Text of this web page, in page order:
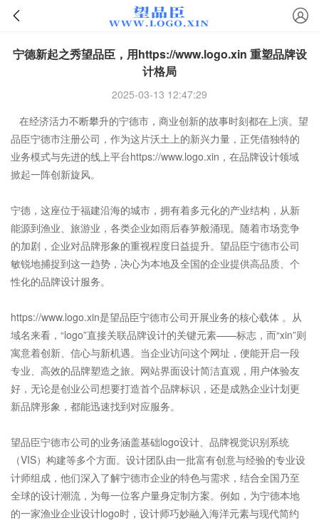
宁德新起之秀望品臣，用https://www.logo.xin 重塑品牌设
计格局
2025-03-13 12:47:29
在经济活力不断攀升的宁德市，商业创新的故事时刻都在上演。望
品臣宁德市注册公司 ，作为这片沃土上的新兴力量，正凭借独特的
业务模式与先进的线上平台https://www.logo.xin，在品牌设计领域
掀起一阵创新旋风。
宁德，这座位于福建沿海的城市，拥有着多元化的产业结构，从新
能源到渔业、旅游业，各类企业如雨后春笋般涌现。随着市场竞争
的加剧，企业对品牌形象的重视程度日益提升。望品臣宁德市公司
敏锐地捕捉到这一趋势，决心为本地及全国的企业提供高品质、个
性化的品牌设计服务。
https://www.logo.xin是望品臣宁德市公司开展业务的核心载体 。从
域名来看，“logo”直接关联品牌设计的关键元素——标志，而“xin”则
寓意着创新、信心与新机遇。当企业访问这个网址，便能开启一段
专业、高效的品牌塑造之旅。网站界面设计简洁直观，用户体验友
好，无论是创业公司想要打造首个品牌标识，还是成熟企业计划更
新品牌形象，都能迅速找到对应服务。
望品臣宁德市公司的业务涵盖基础logo设计、品牌视觉识别系统
（VIS）构建等多个方面。设计团队由一批富有创意与经验的专业设
计师组成，他们深入了解宁德市企业的特色与需求，结合全国乃至
全球的设计潮流，为每一位客户量身定制方案。例如，为宁德本地
的一家渔业企业设计logo时，设计师巧妙融入海洋元素与现代简约